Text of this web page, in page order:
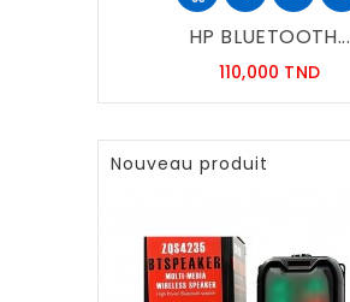
HP BLUETOOTH...
110,000 TNDPrix
Nouveau produit